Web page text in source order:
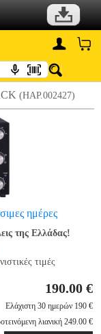
(HAP.002427)
ημέρες
της Ελλάδας!
τιμές
190.00 €
Ελάχιστη 30 ημερών 190 €
λιανική 249.00 €